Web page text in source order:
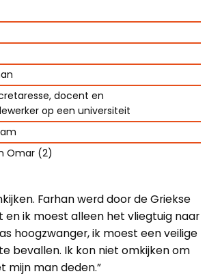
docent en
op een universiteit
Omar (2)
Farhan werd door de Griekse
ik moest alleen het vliegtuig naar
hoogzwanger, ik moest een veilige
bevallen. Ik kon niet omkijken om
mijn man deden.”